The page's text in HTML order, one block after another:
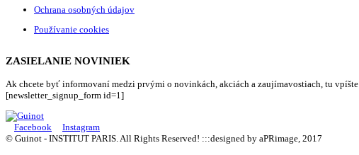
Ochrana osobných údajov
Používanie cookies
ZASIELANIE NOVINIEK
Ak chcete byť informovaní medzi prvými o novinkách, akciách a zaujímavostiach, tu vpíšte
[newsletter_signup_form id=1]
Facebook
Instagram
© Guinot - INSTITUT PARIS. All Rights Reserved! :::designed by aPRimage, 2017